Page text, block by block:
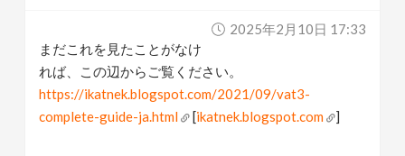
2025年2月10日 17:33
まだこれを見たことがなけ
れば、この辺からご覧ください。
https://ikatnek.blogspot.com/2021/09/vat3-
complete-guide-ja.html
[ikatnek.blogspot.com ]